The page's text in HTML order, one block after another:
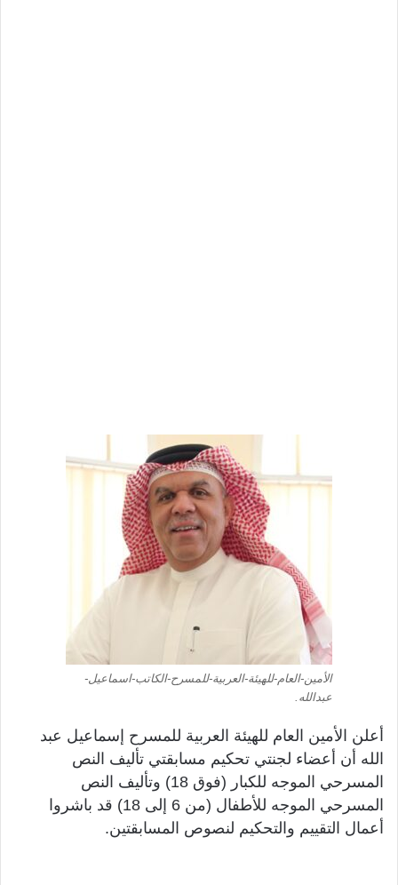
الأمين-العام-للهيئة-العربية-للمسرح-الكاتب-اسماعيل-
عبدالله.
أعلن الأمين العام للهيئة العربية للمسرح إسماعيل عبد
الله أن أعضاء لجنتي تحكيم مسابقتي تأليف النص
المسرحي الموجه للكبار (فوق 18) وتأليف النص
المسرحي الموجه للأطفال (من 6 إلى 18) قد باشروا
أعمال التقييم والتحكيم لنصوص المسابقتين.